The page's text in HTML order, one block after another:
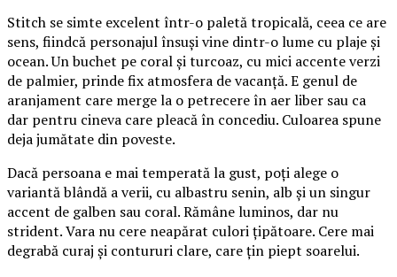
Stitch se simte excelent într-o paletă tropicală, ceea ce are
sens, fiindcă personajul însuși vine dintr-o lume cu plaje și
ocean. Un buchet pe coral și turcoaz, cu mici accente verzi
de palmier, prinde fix atmosfera de vacanță. E genul de
aranjament care merge la o petrecere în aer liber sau ca
dar pentru cineva care pleacă în concediu. Culoarea spune
deja jumătate din poveste.
Dacă persoana e mai temperată la gust, poți alege o
variantă blândă a verii, cu albastru senin, alb și un singur
accent de galben sau coral. Rămâne luminos, dar nu
strident. Vara nu cere neapărat culori țipătoare. Cere mai
degrabă curaj și contururi clare, care țin piept soarelui.